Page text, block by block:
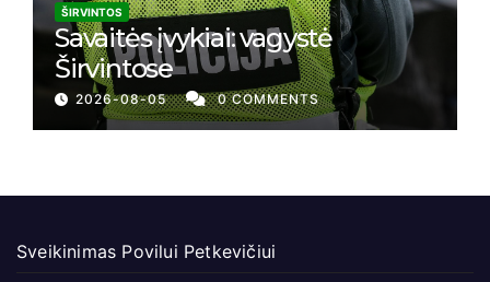
ŠIRVINTOS
Savaitės įvykiai: vagystė
Širvintose
2026-08-05 0 COMMENTS
Sveikinimas Povilui Petkevičiui